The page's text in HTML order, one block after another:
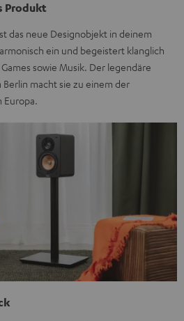
Produkt
das neue Designobjekt in deinem
ein und begeistert klanglich
sowie Musik. Der legendäre
macht sie zu einem der
Europa.